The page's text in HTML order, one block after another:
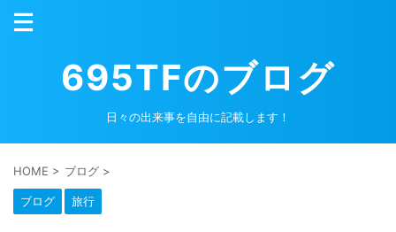
695TFのブログ
日々の出来事を自由に記載します！
HOME > ブログ >
ブログ 旅行